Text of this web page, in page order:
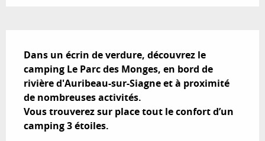
Dans un écrin de verdure, découvrez le
camping Le Parc des Monges, en bord de
rivière d'Auribeau-sur-Siagne et à proximité
de nombreuses activités.
Vous trouverez sur place tout le confort d’un
camping 3 étoiles.